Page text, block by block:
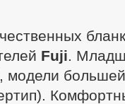
Fuji .
модели